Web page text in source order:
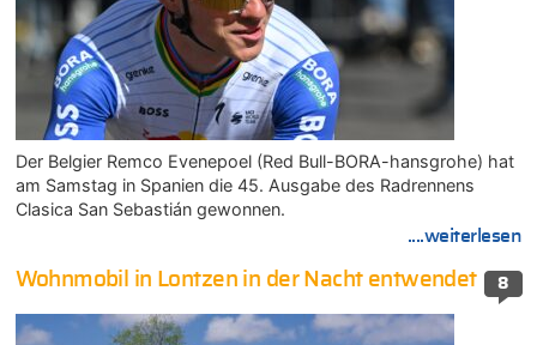
Der Belgier Remco Evenepoel (Red Bull-BORA-hansgrohe) hat
am Samstag in Spanien die 45. Ausgabe des Radrennens
Clasica San Sebastián gewonnen.
....weiterlesen
8
Wohnmobil in Lontzen in der Nacht entwendet